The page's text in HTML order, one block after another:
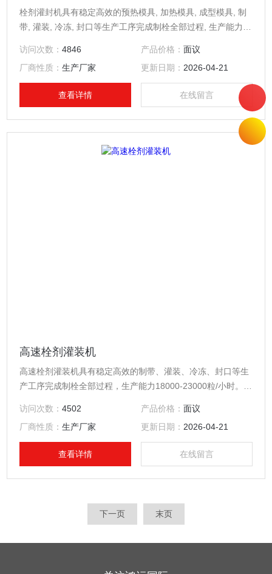
栓剂灌封机具有稳定高效的预热模具, 加热模具, 成型模具, 制
带, 灌装, 冷冻, 封口等生产工序完成制栓全部过程, 生产能力
访问次数：4846 产品价格： 面议
厂商性质：生产厂家 更新日期： 2026-04-21
查看详情 在线留言
高速栓剂灌装机
高速栓剂灌装机具有稳定高效的制带、灌装、冷冻、封口等生
产工序完成制栓全部过程，生产能力18000-23000粒/小时。全
栓剂生产，满足贵司栓剂的生产。
访问次数：4502 产品价格： 面议
厂商性质：生产厂家 更新日期： 2026-04-21
查看详情 在线留言
下一页 末页